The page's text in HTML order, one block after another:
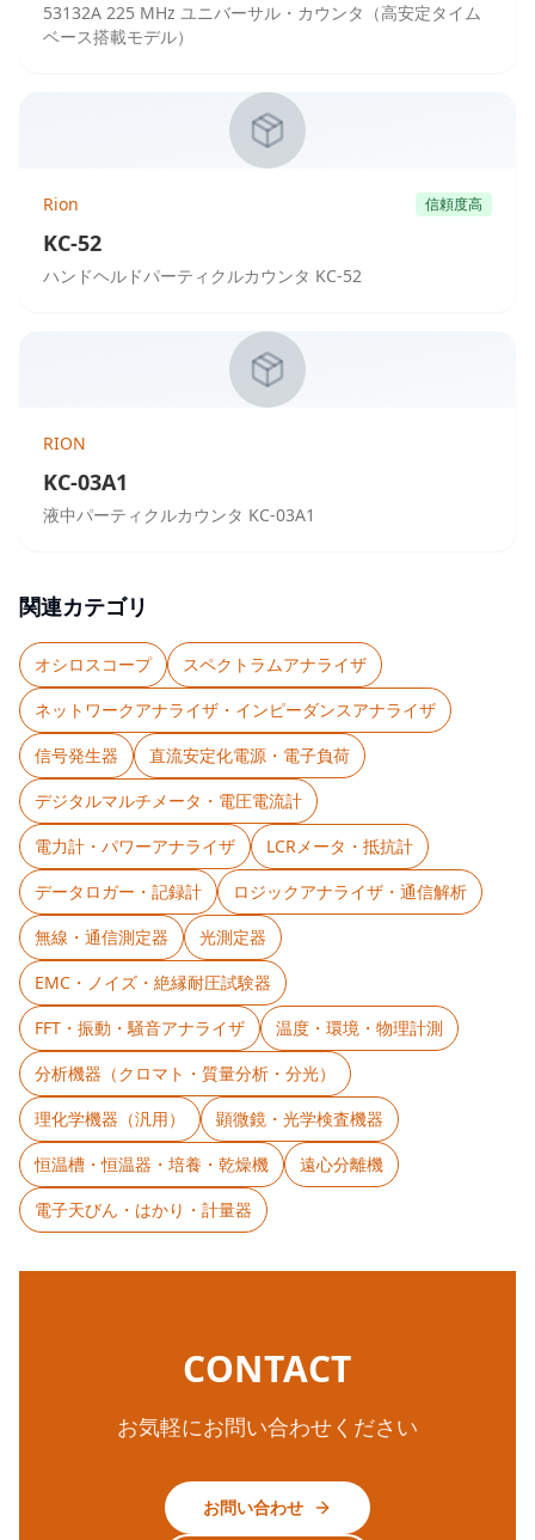
53132A 225 MHz ユニバーサル・カウンタ（高安定タイム
ベース搭載モデル）
Rion 信頼度高
KC-52
ハンドヘルドパーティクルカウンタ KC-52
RION
KC-03A1
液中パーティクルカウンタ KC-03A1
関連カテゴリ
オシロスコープ
スペクトラムアナライザ
ネットワークアナライザ・インピーダンスアナライザ
信号発生器
直流安定化電源・電子負荷
デジタルマルチメータ・電圧電流計
電力計・パワーアナライザ
LCRメータ・抵抗計
データロガー・記録計
ロジックアナライザ・通信解析
無線・通信測定器
光測定器
EMC・ノイズ・絶縁耐圧試験器
FFT・振動・騒音アナライザ
温度・環境・物理計測
分析機器（クロマト・質量分析・分光）
理化学機器（汎用）
顕微鏡・光学検査機器
恒温槽・恒温器・培養・乾燥機
遠心分離機
電子天びん・はかり・計量器
CONTACT
お気軽にお問い合わせください
お問い合わせ